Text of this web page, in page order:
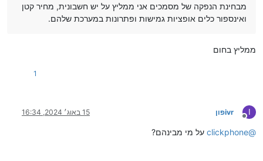
מבחינת הנפקה של מסמכים אני ממליץ על יש חשבונית, מחיר קטן
ואינספור כלים אופציות גמישות ופתרונות במערכת שלהם.
ממליץ בחום
1
I
מנותק
ivrפון 15 באוג׳ 2024, 16:34
@
clickphone על מי מבינהם?